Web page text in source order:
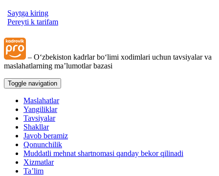
Saytga kiring
Pereyti k tarifam
– Oʻzbekiston kadrlar boʻlimi хodimlari uchun tavsiyalar va
maslahatlarning ma’lumotlar bazasi
Toggle navigation
Maslahatlar
Yangiliklar
Tavsiyalar
Shakllar
Javob beramiz
Qonunchilik
Muddatli mehnat shartnomasi qanday bekor qilinadi
Xizmatlar
Ta’lim